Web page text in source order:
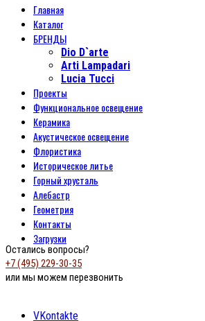
Главная
Каталог
БРЕНДЫ
Dio D`arte
Arti Lampadari
Lucia Tucci
Проекты
Функциональное освещение
Керамика
Акустическое освещение
Флористика
Историческое литье
Горный хрусталь
Алебастр
Геометрия
Контакты
Загрузки
Остались вопросы?
+7 (495) 229-30-35
или мы можем перезвонить
VKontakte